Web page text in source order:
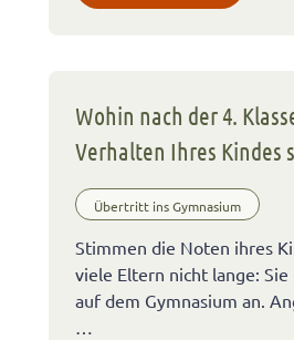
Wohin nach der 4.
Verhalten Ihres Kindes
Übertritt ins Gymnasium
Stimmen die Noten ihres
viele Eltern nicht lange:
auf dem Gymnasium an.
…